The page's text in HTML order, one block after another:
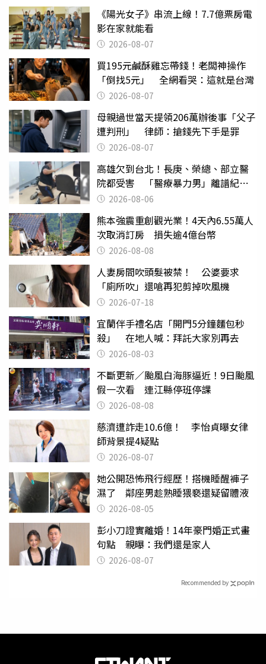
《陽光女子》串流上線！7.7億票房電
影在家就能看
2026-08-07
買195元鹹酥雞忘帶錢！老闆神操作
「倒找5元」 全網看哭：這就是台灣
2026-08-07
母親過世當天提領206萬辦後事「父子
遭判刑」 律師：搶錢先下手是罪
2026-08-07
高雄欠到台北！長庚、榮總、部立醫
院都受害 「醫療暴力男」離譜紀錄
曝光2026-08-06
熊本強震重創觀光業！4天內6.55萬人
次取消訂房 損失逾4億台幣
2026-08-08
人妻房間吹頭髮被禁！ 公婆要求
「廁所吹」還嗆再犯剪掉吹風機
2026-07-18
宜蘭伴手禮名店「開門5分鐘麵包秒
殺」 在地人喊：拜託大家別再去
2026-08-03
不斷更新／颱風白海豚逼近！9日颱風
假一次看 連江縣停班停課
2026-08-08
慈濟遭詐走10.6億！ 李怡貞曝女律
師背景提4疑點
2026-08-07
她公開恐怖飛行經歷！搭機睡醒褲子
濕了 鄰座男趁熟睡猥褻還疑留體液
2026-08-05
彭小刀證實離婚！14年豪門婚正式畫
句點 親曝：我們還是家人
2026-08-07
Recommended by